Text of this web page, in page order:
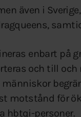
även i
enbart på
och till
motstånd för
hbtqi-personer.